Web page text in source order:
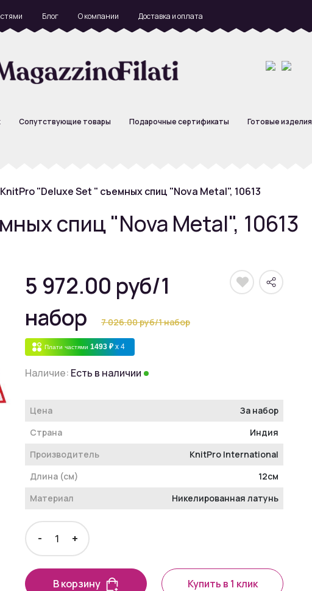
Блог О компании Доставка и оплата
Сопутствующие товары Подарочные сертификаты Готовые изделия
"Deluxe Set " съемных спиц "Nova Metal", 10613
спиц "Nova Metal", 10613
5 972.00 руб/1
набор
7 026.00 руб/1 набор
Плати частями 1493 ₽ x 4
Наличие: Есть в наличии
Цена
За набор
Страна
Индия
Производитель
KnitPro International
Длина (см)
12см
Материал
Никелированная латунь
- +
В корзину Купить в 1 клик